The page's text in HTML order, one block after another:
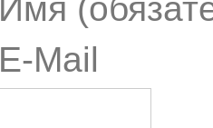
Имя
E-Mail